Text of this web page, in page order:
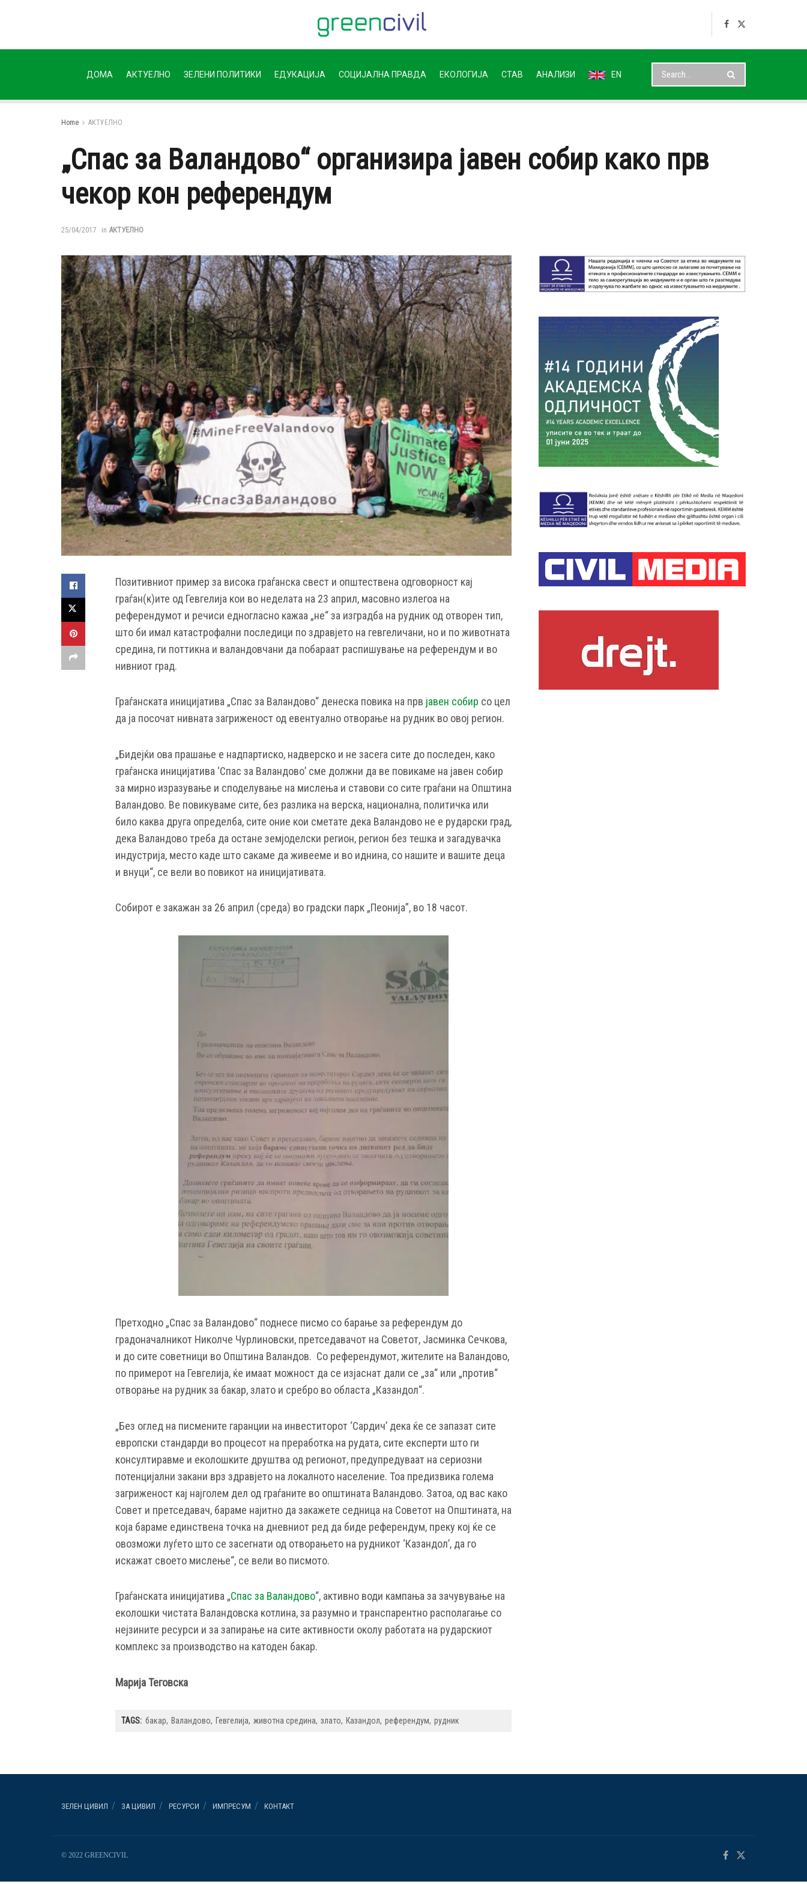
ДОМА АКТУЕЛНО ЗЕЛЕНИ ПОЛИТИКИ ЕДУКАЦИЈА СОЦИЈАЛНА ПРАВДА ЕКОЛОГИЈА СТАВ АНАЛИЗИ EN
Home АКТУЕЛНО
„Спас за Валандово“ организира јавен собир како прв
чекор кон референдум
25/04/2017 in АКТУЕЛНО
Позитивниот пример за висока граѓанска свест и општествена одговорност кај
граѓан(к)ите од Гевгелија кои во неделата на 23 април, масовно излегоа на
референдумот и речиси едногласно кажаа „не“ за изградба на рудник од отворен тип,
што би имал катастрофални последици по здравјето на гевгеличани, но и по животната
средина, ги поттикна и валандовчани да побараат распишување на референдум и во
нивниот град.
Граѓанската иницијатива „Спас за Валандово“ денеска повика на прв јавен собир со цел
да ја посочат нивната загриженост од евентуално отворање на рудник во овој регион.
„Бидејќи ова прашање е надпартиско, надверско и не засега сите до последен, како
граѓанска иницијатива ‘Спас за Валандово’ сме должни да ве повикаме на јавен собир
за мирно изразување и споделување на мислења и ставови со сите граѓани на Општина
Валандово. Ве повикуваме сите, без разлика на верска, национална, политичка или
било каква друга определба, сите оние кои сметате дека Валандово не е рударски град,
дека Валандово треба да остане земјоделски регион, регион без тешка и загадувачка
индустрија, место каде што сакаме да живееме и во иднина, со нашите и вашите деца
и внуци“, се вели во повикот на иницијативата.
Собирот е закажан за 26 април (среда) во градски парк „Пеонија”, во 18 часот.
Претходно „Спас за Валандово“ поднесе писмо со барање за референдум до
градоначалникот Николче Чурлиновски, претседавачот на Советот, Јасминка Сечкова,
и до сите советници во Општина Валандов. Со референдумот, жителите на Валандово,
по примерот на Гевгелија, ќе имаат можност да се изјаснат дали се „за“ или „против“
отворање на рудник за бакар, злато и сребро во областа „Казандол“.
„Без оглед на писмените гаранции на инвеститорот ‘Сардич’ дека ќе се запазат сите
европски стандарди во процесот на преработка на рудата, сите експерти што ги
консултиравме и еколошките друштва од регионот, предупредуваат на сериозни
потенцијални закани врз здравјето на локалното население. Тоа предизвика голема
загриженост кај најголем дел од граѓаните во општината Валандово. Затоа, од вас како
Совет и претседавач, бараме најитно да закажете седница на Советот на Општината, на
која бараме единствена точка на дневниот ред да биде референдум, преку кој ќе се
овозможи луѓето што се засегнати од отворањето на рудникот ‘Казандол’, да го
искажат своето мислење“, се вели во писмото.
Граѓанската иницијатива „Спас за Валандово“, активно води кампања за зачувување на
еколошки чистата Валандовска котлина, за разумно и транспарентно располагање со
нејзините ресурси и за запирање на сите активности околу работата на рударскиот
комплекс за производство на катоден бакар.
Марија Теговска
TAGS: бакар Валандово Гевгелија животна средина злато Казандол референдум рудник
ЗЕЛЕН ЦИВИЛ ЗА ЦИВИЛ РЕСУРСИ ИМПРЕСУМ КОНТАКТ
© 2022 GREENCIVIL